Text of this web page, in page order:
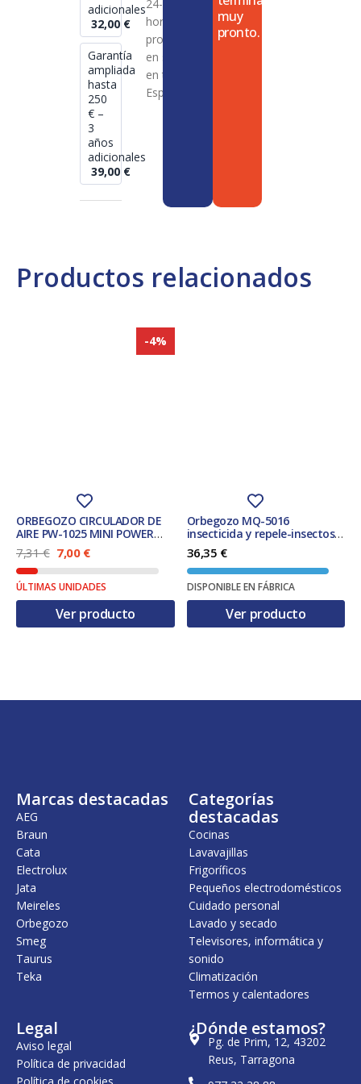
Productos relacionados
-4%
ORBEGOZO CIRCULADOR DE
AIRE PW-1025 MINI POWER
FAN SILVER
7,31€ E
l
p
r
e
c
g
a
1
.
7,00 €E
l
p
r
c
u
,
ÚLTIMAS UNIDADES
Ver producto
Orbegozo MQ-5016
insecticida y repele-insectos
Automático Matainsectos
Apto para uso en interior
Negro
36,35 €
DISPONIBLE EN FÁBRICA
Ver producto
adicionales
32,00 €
Garantía
ampliada
hasta
250
€ –
3
años
adicionales
39,00 €
24-72
horas en
productos
en stock
en toda
España
muy
pronto.
Marcas destacadas
AEG
Braun
Cata
Electrolux
Jata
Meireles
Orbegozo
Smeg
Taurus
Teka
Categorías
destacadas
Cocinas
Lavavajillas
Frigoríficos
Pequeños electrodomésticos
Cuidado personal
Lavado y secado
Televisores, informática y
sonido
Climatización
Termos y calentadores
Legal
Aviso legal
Política de privacidad
¿Dónde estamos?
Pg. de Prim, 12, 43202
Reus, Tarragona